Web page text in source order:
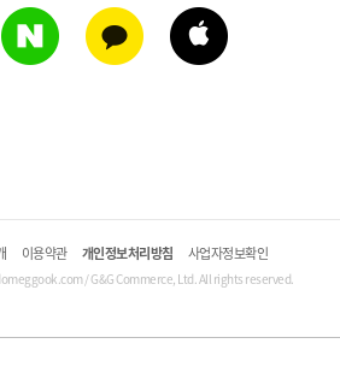
이용약관 개인정보처리방침 사업자정보확인
/ G&G Commerce, Ltd. All rights reserved.